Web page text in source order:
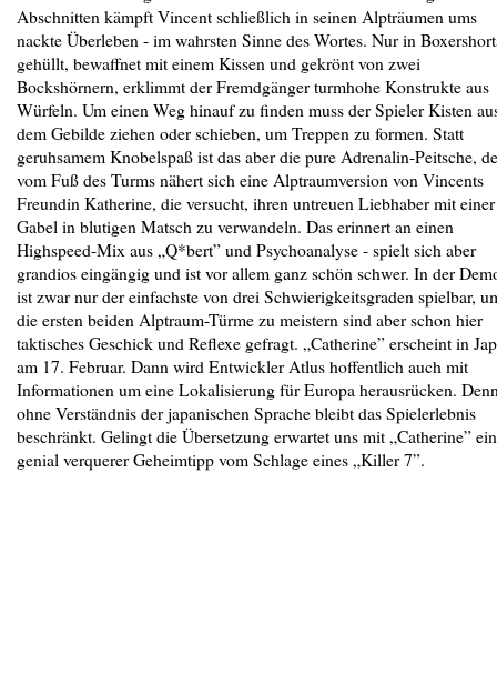
Abschnitten kämpft Vincent schließlich in seinen Alpträumen ums
nackte Überleben - im wahrsten Sinne des Wortes. Nur in
gehüllt, bewaffnet mit einem Kissen und gekrönt von zwei
Bockshörnern, erklimmt der Fremdgänger turmhohe Konstrukte aus
Würfeln. Um einen Weg hinauf zu finden muss der Spieler Kisten
dem Gebilde ziehen oder schieben, um Treppen zu formen. Statt
geruhsamem Knobelspaß ist das aber die pure Adrenalin-Peitsche,
vom Fuß des Turms nähert sich eine Alptraumversion von Vincents
Freundin Katherine, die versucht, ihren untreuen Liebhaber mit einer
Gabel in blutigen Matsch zu verwandeln. Das erinnert an einen
Highspeed-Mix aus „Q*bert” und Psychoanalyse - spielt sich aber
grandios eingängig und ist vor allem ganz schön schwer. In der
ist zwar nur der einfachste von drei Schwierigkeitsgraden spielbar,
die ersten beiden Alptraum-Türme zu meistern sind aber schon hier
taktisches Geschick und Reflexe gefragt. „Catherine” erscheint in
am 17. Februar. Dann wird Entwickler Atlus hoffentlich auch mit
Informationen um eine Lokalisierung für Europa herausrücken.
ohne Verständnis der japanischen Sprache bleibt das Spielerlebnis
beschränkt. Gelingt die Übersetzung erwartet uns mit „Catherine” ein
genial verquerer Geheimtipp vom Schlage eines „Killer 7”.